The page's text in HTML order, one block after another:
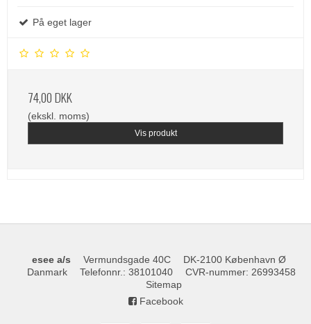
På eget lager
74,00 DKK
(ekskl. moms)
Vis produkt
esee a/s Vermundsgade 40C
DK-2100 København Ø
Danmark
Telefonnr. : 38101040 CVR-nummer: 26993458
Sitemap
Facebook